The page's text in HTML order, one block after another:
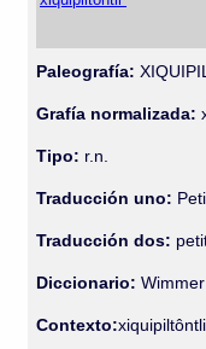
Paleografía:
Grafía normalizada:
Tipo: r.n.
Traducción uno:
Traducción dos:
Diccionario:Wimmer
Contexto: